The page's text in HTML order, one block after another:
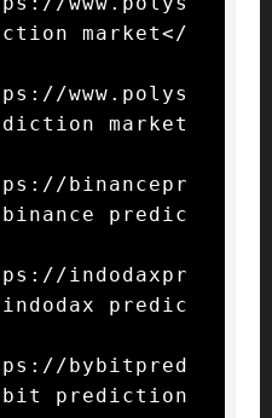
market</
www.polys
market
binancepr
predic
indodaxpr
predic
bybitpred
prediction